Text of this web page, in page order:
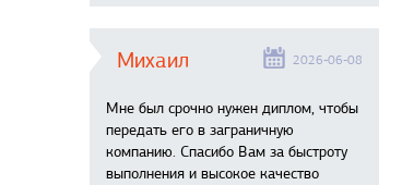
Михаил 2026-06-08
Мне был срочно нужен диплом, чтобы
передать его в заграничную
компанию. Спасибо Вам за быстроту
выполнения и высокое качество